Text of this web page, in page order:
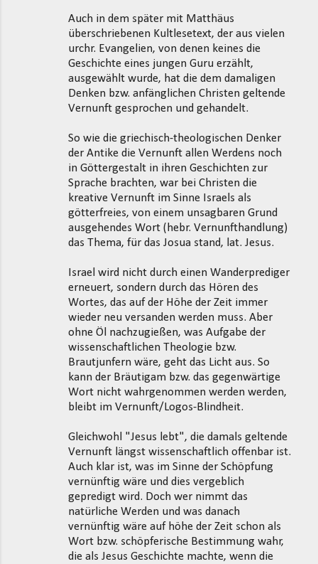
Auch in dem später mit Matthäus
überschriebenen Kultlesetext, der aus vielen
urchr. Evangelien, von denen keines die
Geschichte eines jungen Guru erzählt,
ausgewählt wurde, hat die dem damaligen
Denken bzw. anfänglichen Christen geltende
Vernunft gesprochen und gehandelt.
So wie die griechisch-theologischen Denker
der Antike die Vernunft allen Werdens noch
in Göttergestalt in ihren Geschichten zur
Sprache brachten, war bei Christen die
kreative Vernunft im Sinne Israels als
götterfreies, von einem unsagbaren Grund
ausgehendes Wort (hebr. Vernunfthandlung)
das Thema, für das Josua stand, lat. Jesus.
Israel wird nicht durch einen Wanderprediger
erneuert, sondern durch das Hören des
Wortes, das auf der Höhe der Zeit immer
wieder neu versanden werden muss. Aber
ohne Öl nachzugießen, was Aufgabe der
wissenschaftlichen Theologie bzw.
Brautjunfern wäre, geht das Licht aus. So
kann der Bräutigam bzw. das gegenwärtige
Wort nicht wahrgenommen werden werden,
bleibt im Vernunft/Logos-Blindheit.
Gleichwohl "Jesus lebt", die damals geltende
Vernunft längst wissenschaftlich offenbar ist.
Auch klar ist, was im Sinne der Schöpfung
vernünftig wäre und dies vergeblich
gepredigt wird. Doch wer nimmt das
natürliche Werden und was danach
vernünftig wäre auf höhe der Zeit schon als
Wort bzw. schöpferische Bestimmung wahr,
die als Jesus Geschichte machte, wenn die